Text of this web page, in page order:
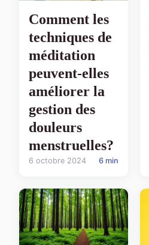
Comment les
techniques de
méditation
peuvent-elles
améliorer la
gestion des
douleurs
menstruelles?
6 octobre 2024 6 min